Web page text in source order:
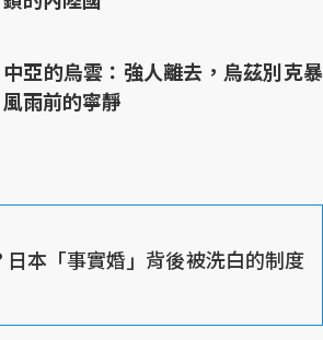
中亞的烏雲：強人離去，烏茲別克暴
風雨前的寧靜
本「事實婚」背後被洗白的制度